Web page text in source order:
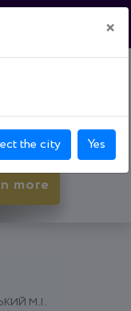
буд. 11
more
М.І.
×
the city Yes